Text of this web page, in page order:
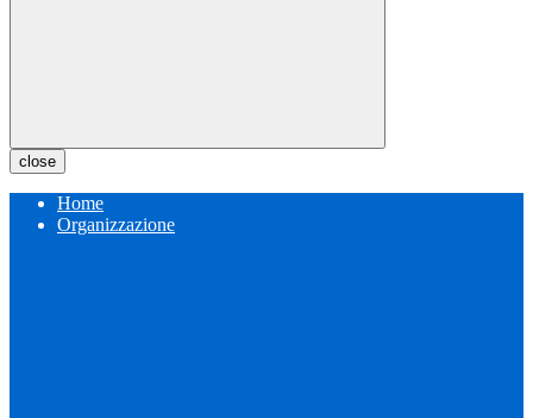
close
Home
Organizzazione